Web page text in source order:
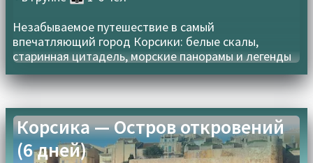
Незабываемое путешествие в самый
впечатляющий город Корсики: белые скалы,
старинная цитадель, морские панорамы и легенды
Бонифачо
Корсика — Остров откровений
(6 дней)